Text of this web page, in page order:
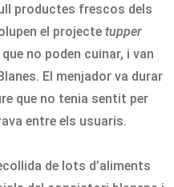
productes frescos dels
el projecte tupper
no poden cuinar, i van
El menjador va durar
que no tenia sentit per
entre els usuaris.
de lots d’aliments